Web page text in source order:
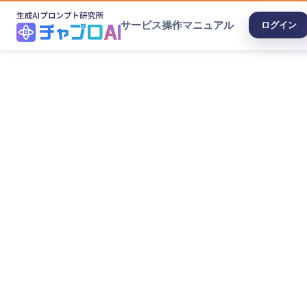
サービス操作マニュアル ログイン